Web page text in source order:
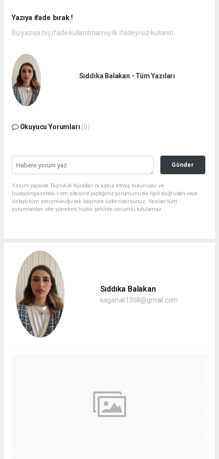
Yazıya ifade bırak !
Bu yazıya hiç ifade kullanılmamış ilk ifadeyi siz kullanın.
Sıddıka Balakan - Tüm Yazıları
Okuyucu Yorumları (0)
Gönder
Yorum yazarak Topluluk Kuralları’nı kabul etmiş bulunuyor ve
huraydingazetesi.com sitesine yaptığınız yorumunuzla ilgili doğrudan veya
dolaylı tüm sorumluluğu tek başınıza üstleniyorsunuz. Yazılan tüm
yorumlardan site yönetimi hiçbir şekilde sorumlu tutulamaz.
Sıddıka Balakan
kaganali1368@gmail.com